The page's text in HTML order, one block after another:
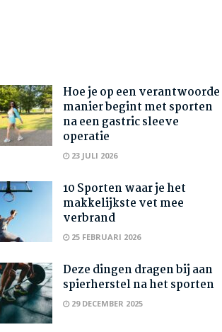
Hoe je op een verantwoorde
manier begint met sporten
na een gastric sleeve
operatie
23 JULI 2026
10 Sporten waar je het
makkelijkste vet mee
verbrand
25 FEBRUARI 2026
Deze dingen dragen bij aan
spierherstel na het sporten
29 DECEMBER 2025